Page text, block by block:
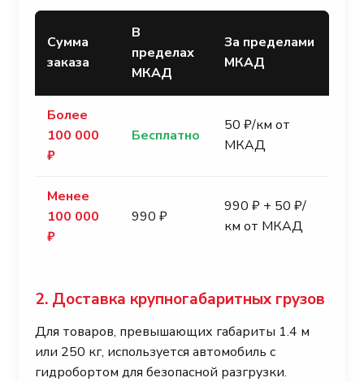
Сумма
заказа
В
пределах
МКАД
За пределами
МКАД
Более
100 000
₽
Бесплатно
50 ₽/км от
МКАД
Менее
100 000
₽
990 ₽
990 ₽ + 50 ₽/
км от МКАД
2. Доставка крупногабаритных грузов
Для товаров, превышающих габариты 1.4 м
или 250 кг, используется автомобиль с
гидробортом для безопасной разгрузки.